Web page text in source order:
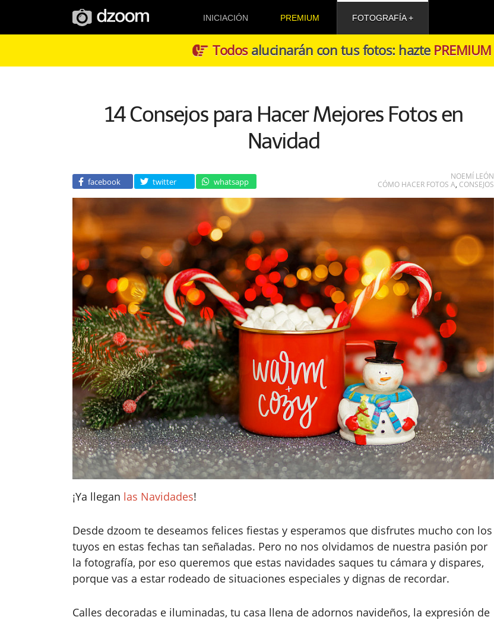
INICIACIÓN PREMIUM FOTOGRAFÍA
Todosalucinarán con tus fotos: hazte PREMIUM
14 Consejos para Hacer Mejores Fotos en
Navidad
facebook twitter whatsapp
NOEMÍ LEÓN
CÓMO HACER FOTOS A, CONSEJOS
¡Ya llegan las Navidades!
Desde dzoom te deseamos felices fiestas y esperamos que disfrutes mucho con los
tuyos en estas fechas tan señaladas. Pero no nos olvidamos de nuestra pasión por
la fotografía, por eso queremos que estas navidades saques tu cámara y dispares,
porque vas a estar rodeado de situaciones especiales y dignas de recordar.
Calles decoradas e iluminadas, tu casa llena de adornos navideños, la expresión de